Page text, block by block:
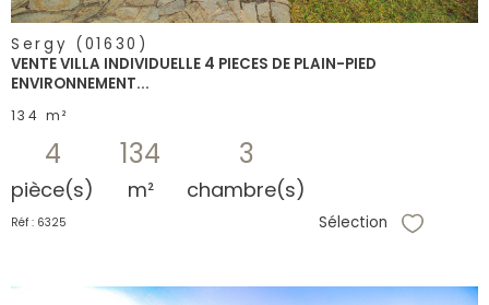
Sergy (01630)
VENTE VILLA INDIVIDUELLE 4 PIECES DE PLAIN-PIED
ENVIRONNEMENT...
134 m²
4
pièce(s)
134
m²
3
chambre(s)
Réf : 6325 Sélection